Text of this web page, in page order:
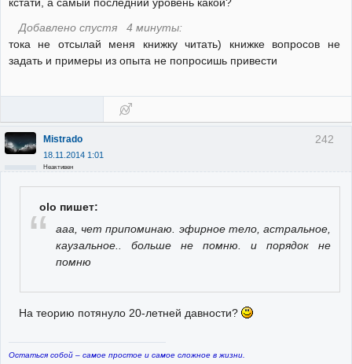
Добавлено спустя 4 минуты:
тока не отсылай меня книжку читать) книжке вопросов не
задать и примеры из опыта не попросишь привести
242
Mistrado
18.11.2014 1:01
Неактивен
olo пишет:
ааа, чет припоминаю. эфирное тело, астральное,
каузальное.. больше не помню. и порядок не
помню
На теорию потянуло 20-летней давности?
Остаться собой – самое простое и самое сложное в жизни.